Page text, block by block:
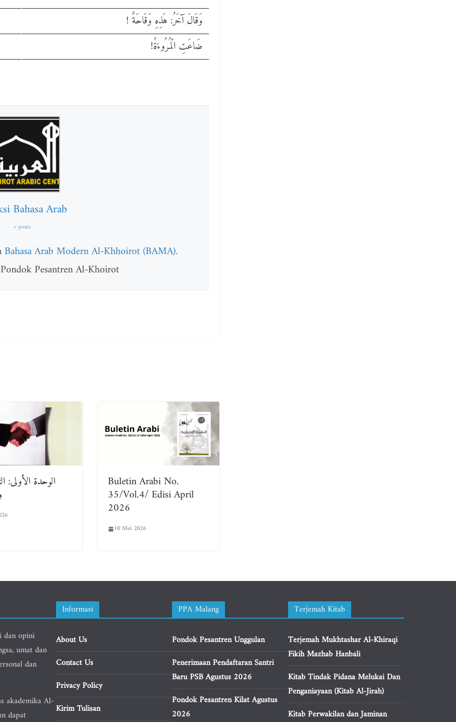
! وَقَالَ آخَرُ: هَذِهِ وَقَاحَةٌ
!ضَاعَتِ الْمُرُوءَةُ
Bahasa Arab
+ posts
Bahasa Arab Modern Al-Khhoirot (BAMA).
Pesantren Al-Khoirot
Buletin Arabi No.
35/Vol.4/ Edisi April
2026
10 Mei 2026
dan opini
umat dan
dan
akademika Al-
dapat
Informasi
About Us
Contact Us
Privacy Policy
Kirim Tulisan
PPA Malang
Pondok Pesantren Unggulan
Penerimaan Pendaftaran Santri
Baru PSB Agustus 2026
Pondok Pesantren Kilat Agustus
2026
Terjemah Kitab
Terjemah Mukhtashar Al-Khiraqi
Fikih Mazhab Hanbali
Kitab Tindak Pidana Melukai Dan
Penganiayaan (Kitab Al-Jirah)
Kitab Perwakilan dan Jaminan